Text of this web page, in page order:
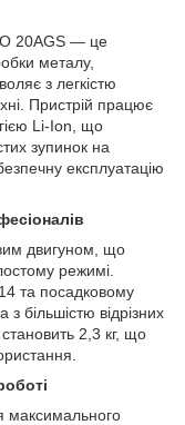
20AGS — це
металу,
з легкістю
Пристрій працює
Li-Ion, що
зупинок на
експлуатацію
двигуном, що
режимі.
та посадковому
більшістю відрізних
2,3 кг, що
максимального